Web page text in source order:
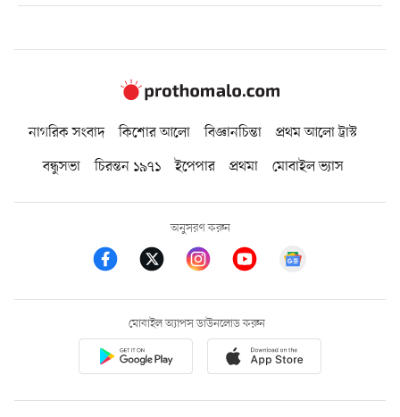
নাগরিক সংবাদ কিশোর আলো বিজ্ঞানচিন্তা
প্রথম আলো ট্রাস্ট
বন্ধুসভা
চিরন্তন ১৯৭১ ইপেপার প্রথমা মোবাইল ভ্যাস
অনুসরণ করুন
মোবাইল অ্যাপস ডাউনলোড করুন